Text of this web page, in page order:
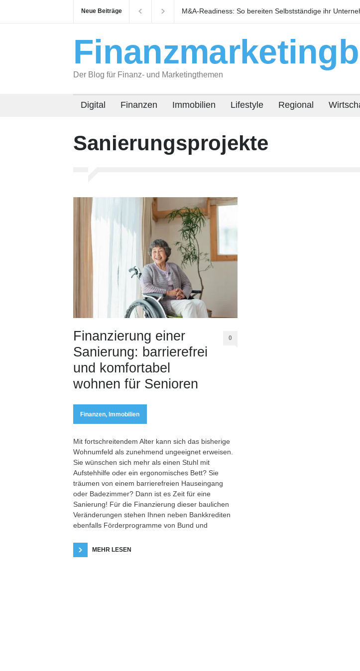
Neue Beiträge
M&A-Readiness: So bereiten Selbstständige ihr
Der Blog für Finanz- und Marketingthemen
Digital Finanzen Immobilien Lifestyle Regional
Sanierungsprojekte
Finanzierung einer
Sanierung: barrierefrei
und komfortabel
wohnen für Senioren
0
Finanzen, Immobilien
Mit fortschreitendem Alter kann sich das bisherige
Wohnumfeld als zunehmend ungeeignet erweisen.
Sie wünschen sich mehr als einen Stuhl mit
Aufstehhilfe oder ein ergonomisches Bett? Sie
träumen von einem barrierefreien Hauseingang
oder Badezimmer? Dann ist es Zeit für eine
Sanierung! Für die Finanzierung dieser baulichen
Veränderungen stehen Ihnen neben Bankkrediten
ebenfalls Förderprogramme von Bund und
MEHR LESEN